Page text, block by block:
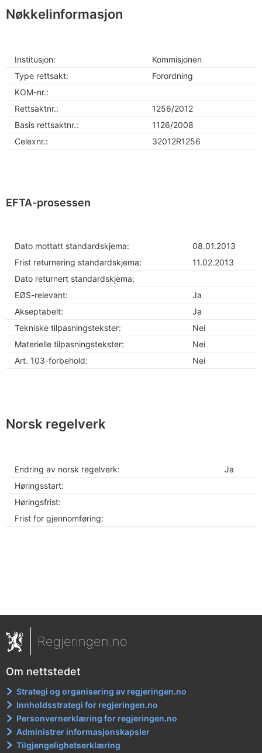
Nøkkelinformasjon
Institusjon:
Kommisjonen
Type rettsakt:
Forordning
KOM-nr.:
Rettsaktnr.:
1256/2012
Basis rettsaktnr.:
1126/2008
Celexnr.:
32012R1256
EFTA-prosessen
Dato mottatt standardskjema:
08.01.2013
Frist returnering standardskjema:
11.02.2013
Dato returnert standardskjema:
EØS-relevant:
Ja
Akseptabelt:
Ja
Tekniske tilpasningstekster:
Nei
Materielle tilpasningstekster:
Nei
Art. 103-forbehold:
Nei
Norsk regelverk
Endring av norsk regelverk:
Ja
Høringsstart:
Høringsfrist:
Frist for gjennomføring:
Regjeringen.no
Om nettstedet
Strategi og organisering av regjeringen.no
Innholdsstrategi for regjeringen.no
Personvernerklæring for regjeringen.no
Administrer informasjonskapsler
Tilgjengelighetserklæring